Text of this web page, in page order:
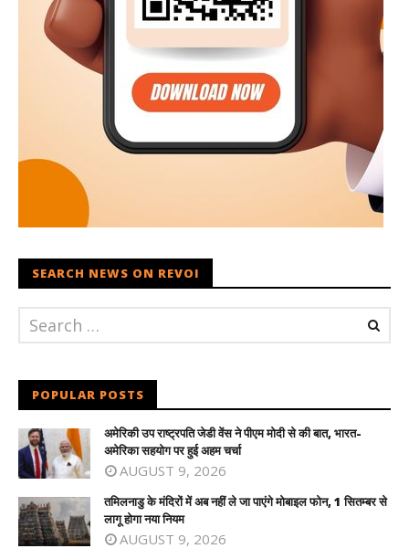
SEARCH NEWS ON REVOI
POPULAR POSTS
अमेरिकी उप राष्ट्रपति जेडी वेंस ने पीएम मोदी से की बात, भारत-
अमेरिका सहयोग पर हुई अहम चर्चा
AUGUST 9, 2026
तमिलनाडु के मंदिरों में अब नहीं ले जा पाएंगे मोबाइल फोन, 1 सितम्बर से
लागू होगा नया नियम
AUGUST 9, 2026